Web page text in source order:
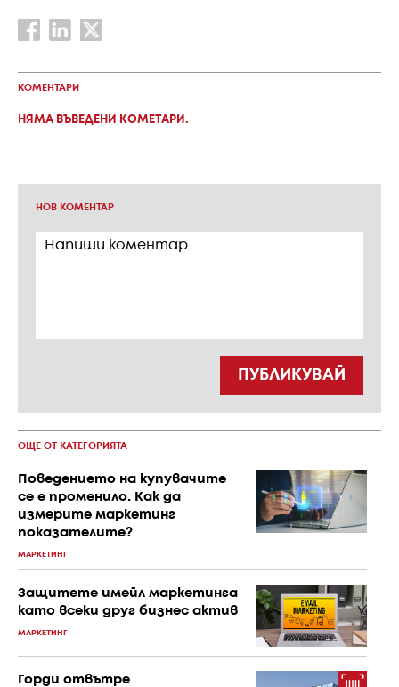
КОМЕНТАРИ
НЯМА ВЪВЕДЕНИ КОМЕТАРИ.
НОВ КОМЕНТАР
ПУБЛИКУВАЙ
ОЩЕ ОТ КАТЕГОРИЯТА
Поведението на купувачите
се е променило. Как да
измерите маркетинг
показателите?
МАРКЕТИНГ
Защитете имейл маркетинга
като всеки друг бизнес актив
МАРКЕТИНГ
Горди отвътре